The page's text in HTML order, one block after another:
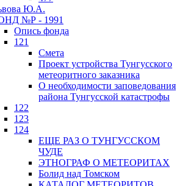
Ю.А.
№Р - 1991
Опись фонда
121
Смета
Проект устройства Тунгусского
метеоритного заказника
О необходимости заповедования
района Тунгусской катастрофы
122
123
124
ЕЩЕ РАЗ О ТУНГУССКОМ
ЧУДЕ
ЭТНОГРАФ О МЕТЕОРИТАХ
Болид над Томском